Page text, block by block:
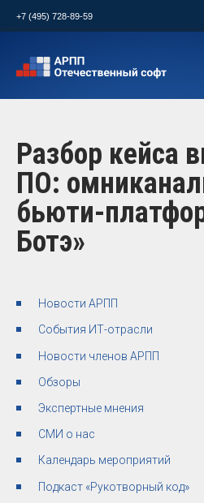
+7 (495) 728-89-59
Разбор кейса
ПО:
бьюти-
Ботэ»
Новости АРПП
События ИТ-отрасли
Новости членов АРПП
Обзоры
Экспертные мнения
СМИ о нас
Календарь мероприятий
Подкаст «Рукотворный код»